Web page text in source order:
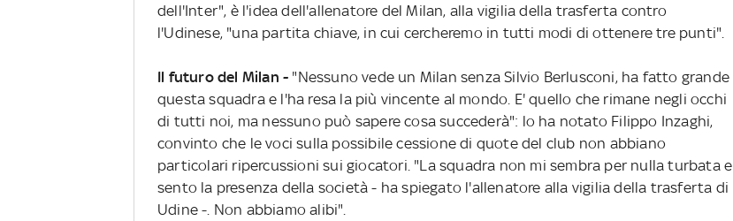
dell'Inter", è l'idea dell'allenatore del Milan, alla vigilia della trasferta contro
l'Udinese, "una partita chiave, in cui cercheremo in tutti modi di ottenere tre punti".
Il futuro del Milan - "Nessuno vede un Milan senza Silvio Berlusconi, ha fatto grande
questa squadra e l'ha resa la più vincente al mondo. E' quello che rimane negli occhi
di tutti noi, ma nessuno può sapere cosa succederà": lo ha notato Filippo Inzaghi,
convinto che le voci sulla possibile cessione di quote del club non abbiano
particolari ripercussioni sui giocatori. "La squadra non mi sembra per nulla turbata e
sento la presenza della società - ha spiegato l'allenatore alla vigilia della trasferta di
Udine -. Non abbiamo alibi".